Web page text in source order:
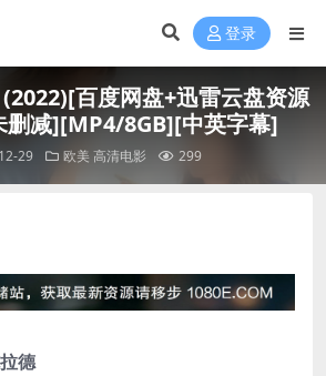
登录
百度网盘+迅雷云盘资源
删减][MP4/8GB][中英字幕]
29 欧美高清电影 299
德